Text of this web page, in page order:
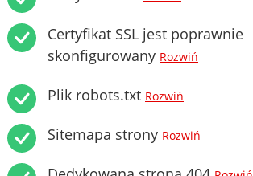
Certyfikat SSL jest poprawnie
skonfigurowany Rozwiń
Plik robots.txt Rozwiń
Sitemapa strony Rozwiń